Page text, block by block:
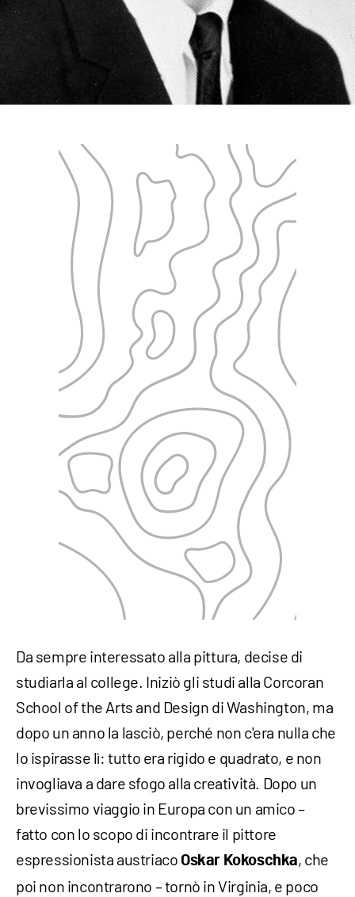
Da sempre interessato alla pittura, decise di
studiarla al college. Iniziò gli studi alla Corcoran
School of the Arts and Design di Washington, ma
dopo un anno la lasciò, perché non c'era nulla che
lo ispirasse lì: tutto era rigido e quadrato, e non
invogliava a dare sfogo alla creatività. Dopo un
brevissimo viaggio in Europa con un amico –
fatto con lo scopo di incontrare il pittore
espressionista austriaco Oskar Kokoschka, che
poi non incontrarono – tornò in Virginia, e poco